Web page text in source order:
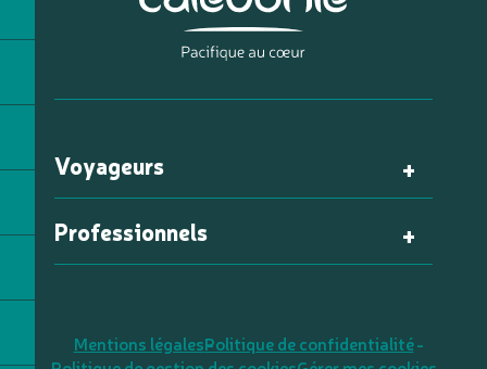
Voyageurs
Professionnels
Mentions légalesPolitique de confidentialité